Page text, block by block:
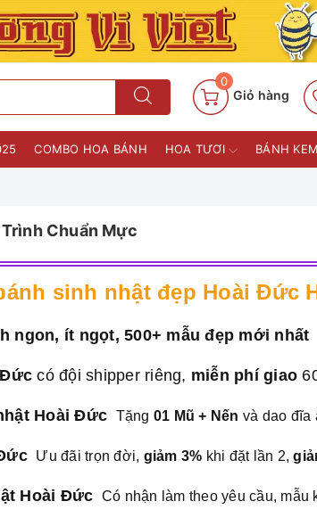
0
Giỏ hàng
COMBO HOA BÁNH HOA TƯƠI BÁNH
Chuẩn Mực
sinh nhật đẹp Hoài Đức
ngon, ít ngọt, 500+ mẫu đẹp mới nhất
Đứccó đội shipper riêng, miễn phí giao
Hoài Đức Tặng 01 Mũ + Nến và dao đĩa
Ưu đãi trọn đời, giảm 3% khi đặt lần 2,
Hoài Đức Có nhận làm theo yêu cầu, mẫu